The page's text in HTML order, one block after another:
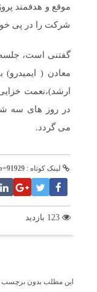
موقع و هدفمند
شرکت را در پی
گفتنی است، جلسه
معادن (
ارشد)،نعمت
در روز های سه
می گردد.
لینک کوتاه :
این مطلب بدون برچسب